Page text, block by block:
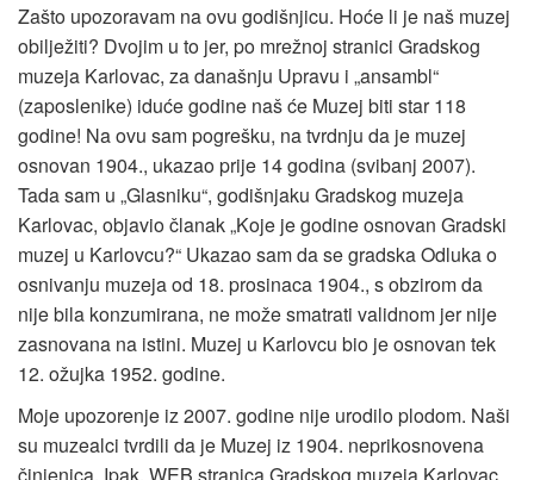
Zašto upozoravam na ovu godišnjicu. Hoće li je naš muzej
obilježiti? Dvojim u to jer, po mrežnoj stranici Gradskog
muzeja Karlovac, za današnju Upravu i „ansambl“
(zaposlenike) iduće godine naš će Muzej biti star 118
godine! Na ovu sam pogrešku, na tvrdnju da je muzej
osnovan 1904., ukazao prije 14 godina (svibanj 2007).
Tada sam u „Glasniku“, godišnjaku Gradskog muzeja
Karlovac, objavio članak „Koje je godine osnovan Gradski
muzej u Karlovcu?“ Ukazao sam da se gradska Odluka o
osnivanju muzeja od 18. prosinaca 1904., s obzirom da
nije bila konzumirana, ne može smatrati validnom jer nije
zasnovana na istini. Muzej u Karlovcu bio je osnovan tek
12. ožujka 1952. godine.
Moje upozorenje iz 2007. godine nije urodilo plodom. Naši
su muzealci tvrdili da je Muzej iz 1904. neprikosnovena
činjenica. Ipak, WEB stranica Gradskog muzeja Karlovac